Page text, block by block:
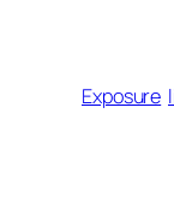
Exposure